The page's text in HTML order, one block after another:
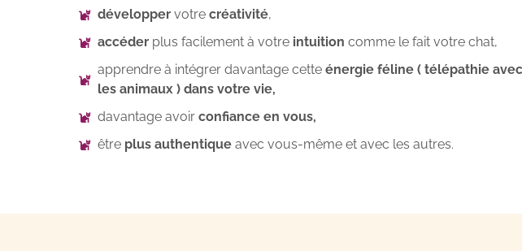
développervotre créativité,
accéderplus facilement à votre intuition comme le fait votre chat,
apprendre à intégrer davantage cette énergie féline ( télépathie avec
les animaux ) dans votre vie,
davantage avoir confiance en vous,
être plus authentiqueavec vous-même et avec les autres.